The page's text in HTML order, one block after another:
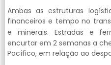
Ambas as estruturas
financeiros e tempo no
e minerais. Estradas e
encurtar em 2 semanas a
Pacífico, em relação ao